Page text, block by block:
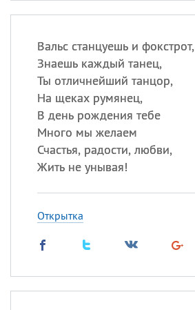
Вальс станцуешь и фокстрот,
Знаешь каждый танец,
Ты отличнейший танцор,
На щеках румянец,
В день рождения тебе
Много мы желаем
Счастья, радости, любви,
Жить не унывая!
Открытка